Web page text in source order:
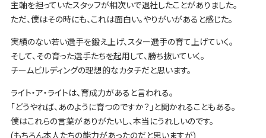
主軸を担っていたスタッフが相次いで退社したことがありました。
ただ、僕はその時にも、これは面白い。やりがいがあると感じた。
実績のない若い選手を鍛え上げ、スター選手の育て上げていく。
そして、その育った選手たちを起用して、勝ち抜いていく。
チームビルディングの理想的なカタチだと思います。
ライト・ア・ライトは、育成力があると言われる。
「どうやれば、あのように育つのですか？」と聞かれることもある。
僕はこれらの言葉がありがたいし、本当にうれしいのです。
(もちろん本人たちの能力があったのだと思いますが)